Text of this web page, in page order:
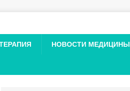
НОВОСТИ МЕДИЦИНЫ